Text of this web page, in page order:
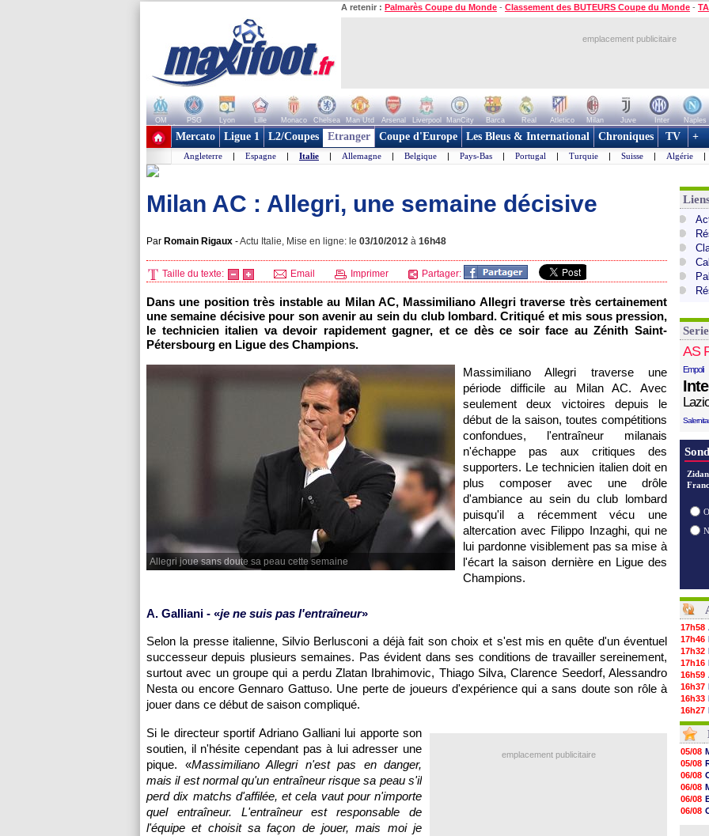
A retenir : Palmarès Coupe du Monde - Classement des BUTEURS Coupe du Monde -
emplacement publicitaire
OM PSG Lyon Lille Monaco Chelsea Man Utd Arsenal Liverpool ManCity Barca Real Atletico Milan Juve Inter Naples
+ de clubs
Mercato Ligue 1 L2/Coupes Etranger Coupe d'Europe Les Bleus & International Chroniques TV +
Angleterre | Espagne | Italie | Allemagne | Belgique | Pays-Bas | Portugal | Turquie | Suisse | Algérie |
Milan AC : Allegri, une semaine décisive
Par Romain Rigaux -Actu Italie, Mise en ligne: le 03/10/2012 à 16h48
Taille du texte: Email Imprimer Partager:
Dans une position très instable au Milan AC, Massimiliano Allegri traverse très certainement
une semaine décisive pour son avenir au sein du club lombard. Critiqué et mis sous pression,
le technicien italien va devoir rapidement gagner, et ce dès ce soir face au Zénith Saint-
Pétersbourg en Ligue des Champions.
Allegri joue sans doute sa peau cette semaine
Massimiliano Allegri traverse une
période difficile au Milan AC. Avec
seulement deux victoires depuis le
début de la saison, toutes compétitions
confondues, l'entraîneur milanais
n'échappe pas aux critiques des
supporters. Le technicien italien doit en
plus composer avec une drôle
d'ambiance au sein du club lombard
puisqu'il a récemment vécu une
altercation avec Filippo Inzaghi, qui ne
lui pardonne visiblement pas sa mise à
l'écart la saison dernière en Ligue des
Champions.
A. Galliani - «je ne suis pas l'entraîneur»
Selon la presse italienne, Silvio Berlusconi a déjà fait son choix et s'est mis en quête d'un éventuel
successeur depuis plusieurs semaines. Pas évident dans ses conditions de travailler sereinement,
surtout avec un groupe qui a perdu Zlatan Ibrahimovic, Thiago Silva, Clarence Seedorf, Alessandro
Nesta ou encore Gennaro Gattuso. Une perte de joueurs d'expérience qui a sans doute son rôle à
jouer dans ce début de saison compliqué.
emplacement publicitaire
Si le directeur sportif Adriano Galliani lui apporte son
soutien, il n'hésite cependant pas à lui adresser une
pique. «Massimiliano Allegri n'est pas en danger,
mais il est normal qu'un entraîneur risque sa peau s'il
perd dix matchs d'affilée, et cela vaut pour n'importe
quel entraîneur. L'entraîneur est responsable de
l'équipe et choisit sa façon de jouer, mais moi je
AS
Empoli
17h58
17h46
17h32
17h16
16h59
16h37
16h33
16h27
16h22
16h07
15h46
15h41
15h20
14h55
14h38
14h19
13h56
05/08
05/08
06/08
06/08
06/08
06/08